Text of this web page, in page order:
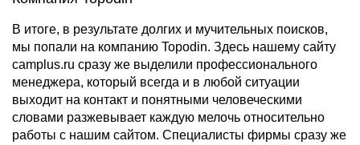
В итоге, в результате долгих и мучительных поисков,
мы попали на компанию Topodin. Здесь нашему сайту
camplus.ru сразу же выделили профессионального
менеджера, который всегда и в любой ситуации
выходит на контакт и понятными человеческими
словами разжевывает каждую мелочь относительно
работы с нашим сайтом. Специалисты фирмы сразу же